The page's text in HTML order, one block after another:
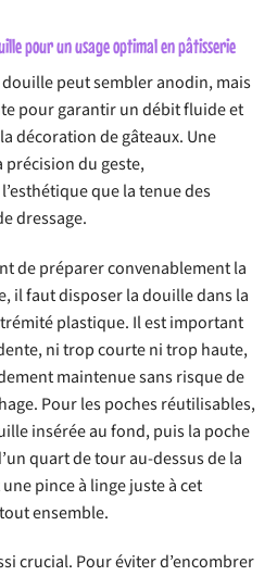
pour un usage optimal en pâtisserie
douille peut sembler anodin, mais
pour garantir un débit fluide et
décoration de gâteaux. Une
précision du geste,
que la tenue des
dressage.
de préparer convenablement la
il faut disposer la douille dans la
plastique. Il est important
ni trop courte ni trop haute,
maintenue sans risque de
Pour les poches réutilisables,
insérée au fond, puis la poche
quart de tour au-dessus de la
pince à linge juste à cet
ensemble.
crucial. Pour éviter d’encombrer